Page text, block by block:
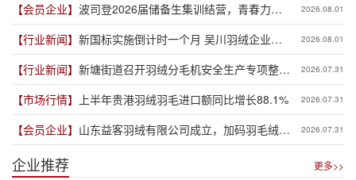
【会员企业】 波司登2026届储备生集训结营，青春力量
赋能品牌新程
2026.08.01
【行业新闻】 新国标实施倒计时一个月 吴川羽绒企业集
体“抢跑”新规
2026.08.01
【行业新闻】 新塘街道召开羽绒分毛机安全生产专项整治
推进会
2026.07.31
【市场行情】 上半年贵港羽绒羽毛进口额同比增长88.1% 2026.07.31
【会员企业】 山东益客羽绒有限公司成立，加码羽毛绒制
品全产业链布局
2026.07.31
企业推荐 更多>>